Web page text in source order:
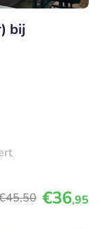
bij
,50 €36,95